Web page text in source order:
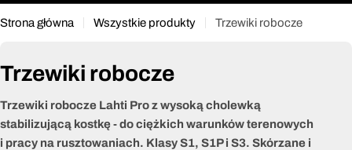
Strona główna Wszystkie produkty Trzewiki robocze
Trzewiki robocze
Trzewiki robocze Lahti Pro z wysoką cholewką
stabilizującą kostkę - do ciężkich warunków terenowych
i pracy na rusztowaniach. Klasy S1, S1P i S3. Skórzane i